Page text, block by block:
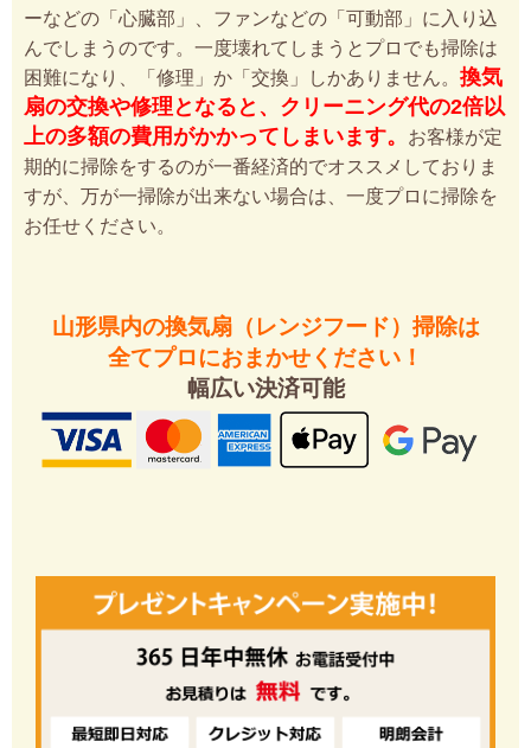
ーなどの「心臓部」、ファンなどの「可動部」に入り込
んでしまうのです。一度壊れてしまうとプロでも掃除は
困難になり、「修理」か「交換」しかありません。 換気
扇の交換や修理となると、クリーニング代の2倍以
上の多額の費用がかかってしまいます。
お客様が定
期的に掃除をするのが一番経済的でオススメしておりま
すが、万が一掃除が出来ない場合は、一度プロに掃除を
お任せください。
山形県内の換気扇（レンジフード）掃除は
全てプロにおまかせください！
幅広い決済可能